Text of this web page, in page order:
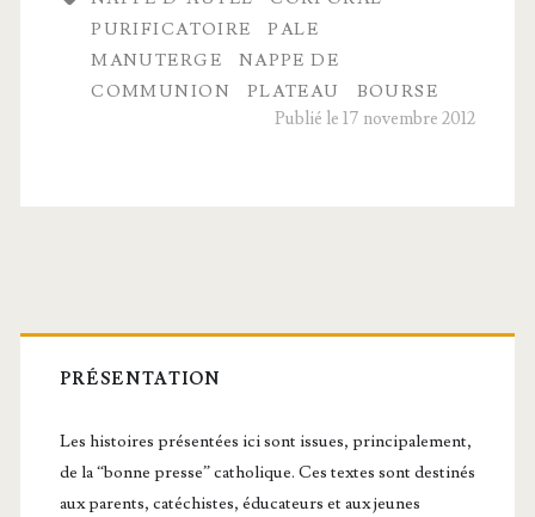
sacrés
PURIFICATOIRE
PALE
MANUTERGE
NAPPE DE
COMMUNION
PLATEAU
BOURSE
Publié le 17 novembre 2012
Barre
latérale
principale
PRÉSENTATION
Les histoires présentées ici sont issues, principalement,
de la “bonne presse” catholique. Ces textes sont destinés
aux parents, catéchistes, éducateurs et aux jeunes